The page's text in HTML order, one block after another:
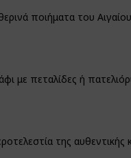
ποιήματα του Αιγαίου
με πεταλίδες ή
της αυθεντικής